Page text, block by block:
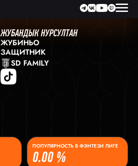
ЖУБАНДЫК НУРСУЛТАН
ЖУБИНЬО
ЗАЩИТНИК
SD FAMILY
0.00 %
ПОПУЛЯРНОСТЬ В ФЭНТЕЗИ ЛИГЕ